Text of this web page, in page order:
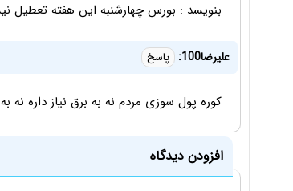
بنویسد : بورس چهارشنبه این هفته تعطیل
علیرضا100: پاسخ
کوره پول سوزی مردم نه به برق نیاز داره
افزودن دیدگاه